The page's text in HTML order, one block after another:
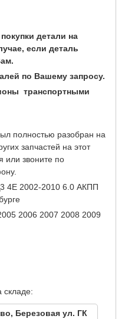
детали на
если деталь
по Вашему запросу.
транспортными
полностью разобран на
запчастей на этот
или звоните по
4Е 2002-2010 6.0 АКПП
2006 2007 2008 2009
складе:
Березовая ул. ГК